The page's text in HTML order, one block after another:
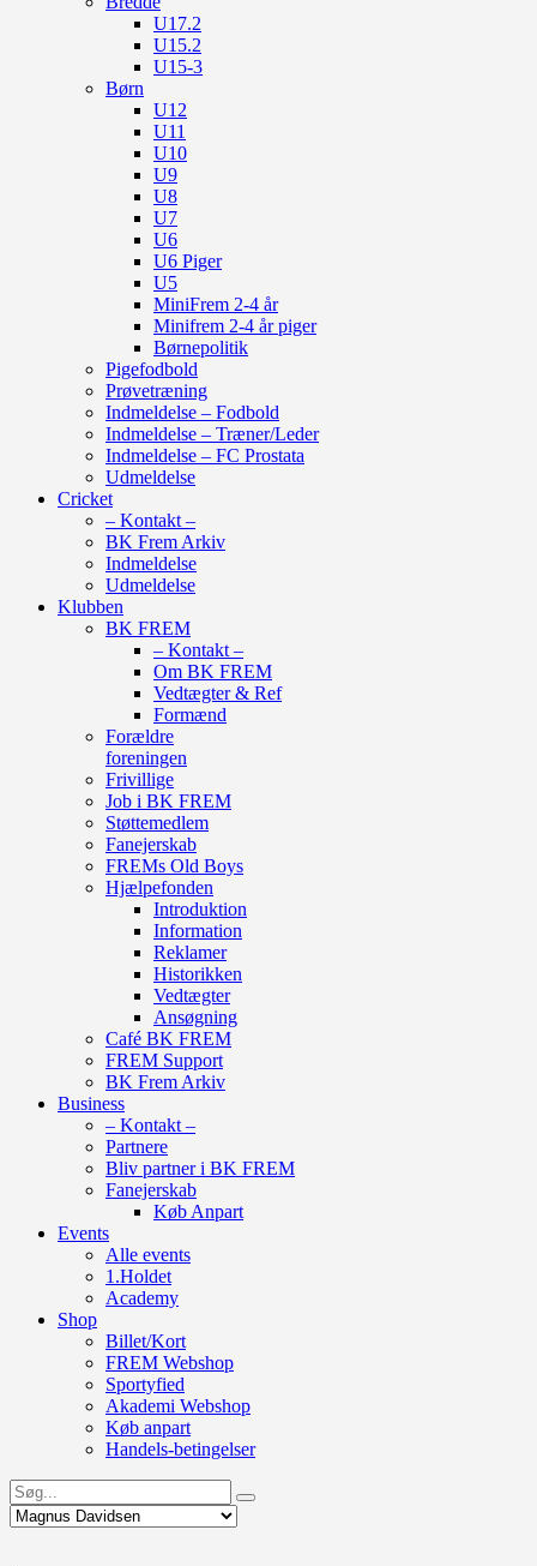
U17.2
U15.2
U15-3
Børn
U12
U11
U10
U9
U8
U7
U6
U6 Piger
U5
MiniFrem 2-4 år
Minifrem 2-4 år piger
Børnepolitik
Pigefodbold
Prøvetræning
Indmeldelse – Fodbold
Indmeldelse – Træner/Leder
Indmeldelse – FC Prostata
Udmeldelse
Cricket
– Kontakt –
BK Frem Arkiv
Indmeldelse
Udmeldelse
Klubben
BK FREM
– Kontakt –
Om BK FREM
Vedtægter & Ref
Formænd
Forældre
foreningen
Frivillige
Job i BK FREM
Støttemedlem
Fanejerskab
FREMs Old Boys
Hjælpefonden
Introduktion
Information
Reklamer
Historikken
Vedtægter
Ansøgning
Café BK FREM
FREM Support
BK Frem Arkiv
Business
– Kontakt –
Partnere
Bliv partner i BK FREM
Fanejerskab
Køb Anpart
Events
Alle events
1.Holdet
Academy
Shop
Billet/Kort
FREM Webshop
Sportyfied
Akademi Webshop
Køb anpart
Handels-betingelser